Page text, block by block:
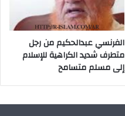
الفرنسي عبدالحكيم من رجل
متطرف شديد الكراهية للإسلام
إلى مسلم متسامح